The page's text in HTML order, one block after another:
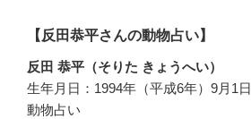
【反田恭平さんの動物占い】
反田 恭平（そりた きょうへい）
生年月日：1994年（平成6年）9月1日
動物占い